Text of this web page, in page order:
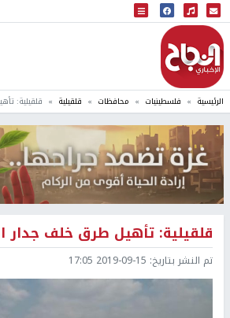
البث المباشر
إذاعة النجاح
الرئيسية فلسطينيات محافظات قلقيلية قلقيلية:
قلقيلية: تأهيل طرق خلف جدار
تم النشر بتاريخ: 2019-09-15 17:05